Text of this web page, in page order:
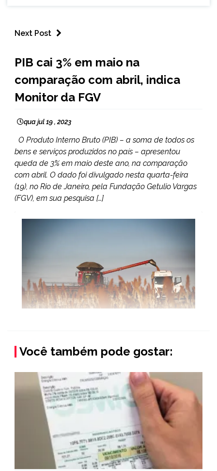
Next Post
NOTÍCIAS
PIB cai 3% em maio na
comparação com abril, indica
Monitor da FGV
qua jul 19 , 2023
O Produto Interno Bruto (PIB) – a soma de todos os
bens e serviços produzidos no país – apresentou
queda de 3% em maio deste ano, na comparação
com abril. O dado foi divulgado nesta quarta-feira
(19), no Rio de Janeiro, pela Fundação Getulio Vargas
(FGV), em sua pesquisa […]
Você também pode gostar: